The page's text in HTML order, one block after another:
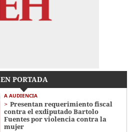
EN PORTADA
A AUDIENCIA
Presentan requerimiento fiscal
contra el exdiputado Bartolo
Fuentes por violencia contra la
mujer